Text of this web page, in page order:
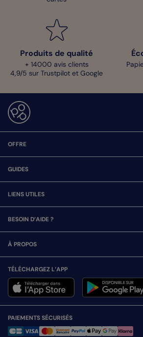
Produits de qualité
+ 14000 avis clients
4,9/5 sur Trustpilot et Google
OFFRE
GUIDES
LIENS UTILES
BESOIN D’AIDE ?
À PROPOS
TÉLÉCHARGEZ L’APP
PAIEMENTS SÉCURISÉS